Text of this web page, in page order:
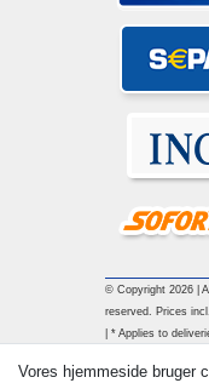
© Copyright 2026 |
reserved. Prices
| * Applies to
Vores hjemmeside bruger